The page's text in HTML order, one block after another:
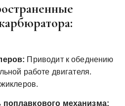
Приводит к обеднению
работе двигателя.
поплавкового механизма: